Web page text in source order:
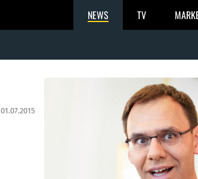
NEWS TV
01.07.2015